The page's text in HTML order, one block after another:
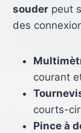
souderpeut
des
courant
courts-
Pince à